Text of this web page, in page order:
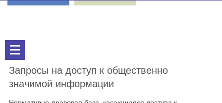
Запросы на доступ к общественно
значимой информации